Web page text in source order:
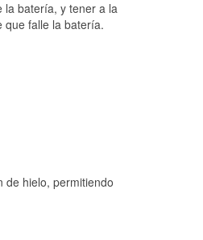
la batería, y tener a la
que falle la batería.
de hielo, permitiendo